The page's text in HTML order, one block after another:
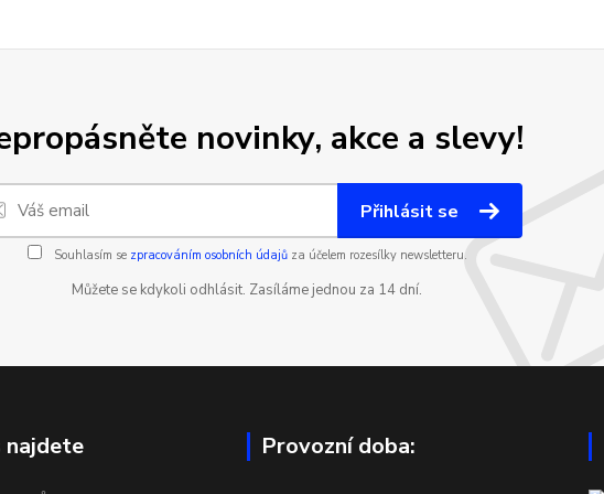
novinky, akce a slevy!
Přihlásit se
Souhlasím se zpracováním osobních údajůza účelem rozesílky newsletteru.
Můžete se kdykoli odhlásit. Zasíláme jednou za 14 dní.
najdete Provozní doba: